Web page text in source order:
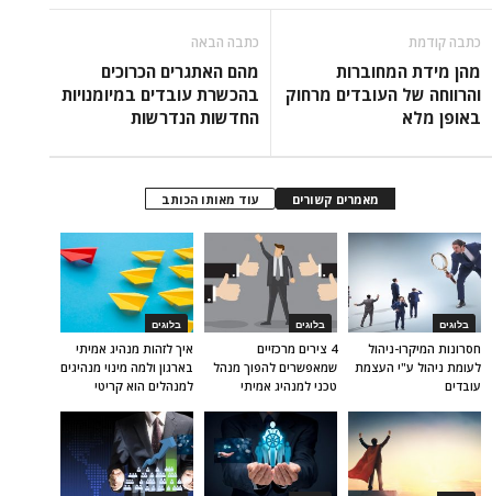
כתבה קודמת
מהן מידת המחוברות
והרווחה של העובדים מרחוק
באופן מלא
כתבה הבאה
מהם האתגרים הכרוכים
בהכשרת עובדים במיומנויות
החדשות הנדרשות
מאמרים קשורים עוד מאותו הכותב
בלוגים
איך לזהות מנהיג אמיתי
בארגון ולמה מינוי מנהיגים
למנהלים הוא קריטי
בלוגים
4 צירים מרכזיים
שמאפשרים להפוך מנהל
טכני למנהיג אמיתי
בלוגים
חסרונות המיקרו-ניהול
לעומת ניהול ע"י העצמת
עובדים